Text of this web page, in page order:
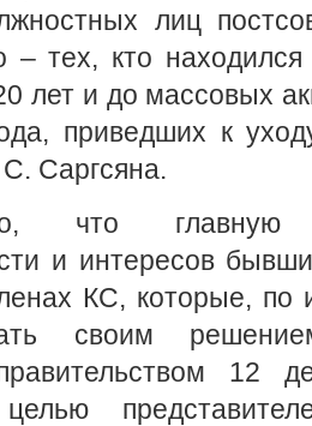
лиц
– тех, кто
лет и до массовых
приведших к
Саргсяна.
что
и интересов
КС, которые,
своим
12